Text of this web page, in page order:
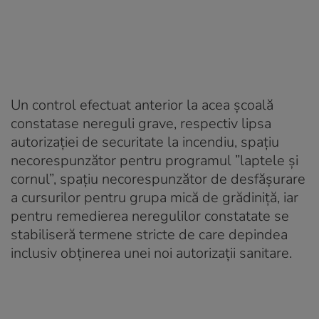
Un control efectuat anterior la acea școală
constatase nereguli grave, respectiv lipsa
autorizației de securitate la incendiu, spațiu
necorespunzător pentru programul ”laptele și
cornul”, spațiu necorespunzător de desfășurare
a cursurilor pentru grupa mică de grădiniță, iar
pentru remedierea neregulilor constatate se
stabiliseră termene stricte de care depindea
inclusiv obținerea unei noi autorizații sanitare.